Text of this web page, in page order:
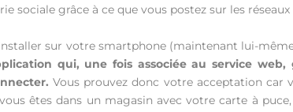
sociale grâce à ce que vous postez sur les
sur votre smartphone (maintenant lui-
qui, une fois associée au service
Vous prouvez donc votre acceptation car
êtes dans un magasin avec votre carte à